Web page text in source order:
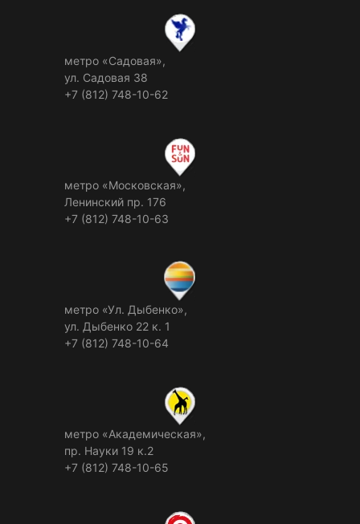
метро «Садовая»,
ул. Садовая 38
+7 (812) 748-10-62
метро «Московская»,
Ленинский пр. 176
+7 (812) 748-10-63
метро «Ул. Дыбенко»,
ул. Дыбенко 22 к. 1
+7 (812) 748-10-64
метро «Академическая»,
пр. Науки 19 к.2
+7 (812) 748-10-65